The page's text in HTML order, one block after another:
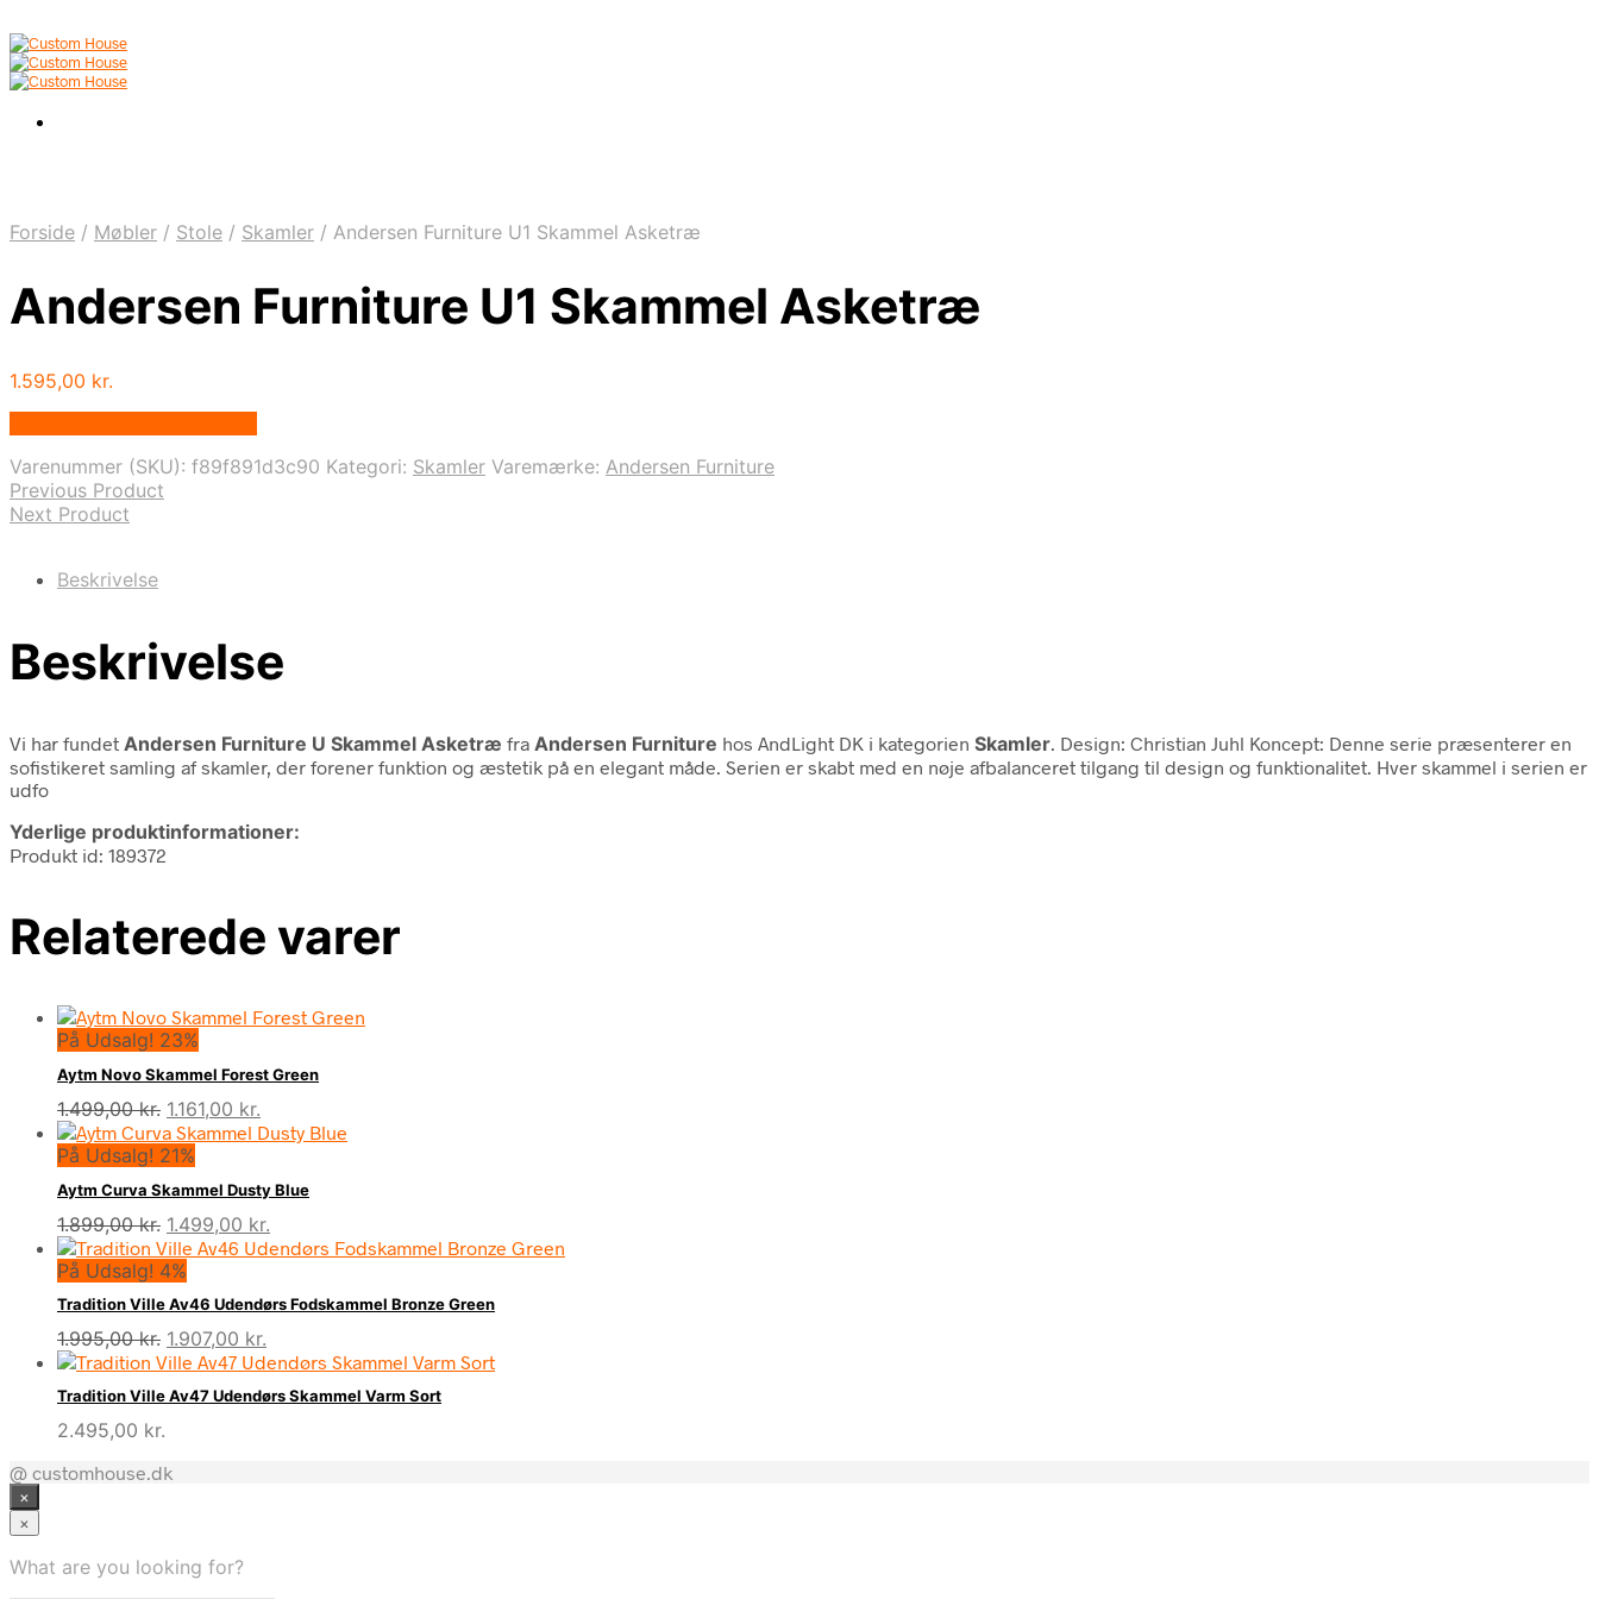
Forside / Møbler / Stole / Skamler / Andersen Furniture U1 Skammel Asketræ
Andersen Furniture U1 Skammel Asketræ
1.595,00 kr.
Varenummer (SKU): f89f891d3c90 Kategori: Skamler Varemærke: Andersen Furniture
Previous Product
Next Product
Beskrivelse
Beskrivelse
Vi har fundet Andersen Furniture U Skammel Asketræ fra Andersen Furniture hos AndLight DK i kategorien Skamler . Design: Christian Juhl Koncept: Denne serie præsenterer en
sofistikeret samling af skamler, der forener funktion og æstetik på en elegant måde. Serien er skabt med en nøje afbalanceret tilgang til design og funktionalitet. Hver skammel i serien er
udfo
Yderlige produktinformationer:
Produkt id: 189372
Relaterede varer
På Udsalg! 23%
Aytm Novo Skammel Forest Green
1.499,00kr. Den
oprindelige
pris
1.499,00 kr..
1.161,00 kr.
aktuelle
er:
1.161,00 kr..
På Udsalg! 21%
Aytm Curva Skammel Dusty Blue
1.899,00kr. Den
oprindelige
pris
var:
1.899,00 kr..
1.499,00 kr.
aktuelle
er:
1.499,00 kr..
På Udsalg! 4%
Tradition Ville Av46 Udendørs Fodskammel Bronze Green
1.995,00kr. Den
oprindelige
pris
var:
1.907,00 kr.
aktuelle
pris
er:
Tradition Ville Av47 Udendørs Skammel Varm Sort
2.495,00 kr.
@ customhouse.dk
×
×
What are you looking for?